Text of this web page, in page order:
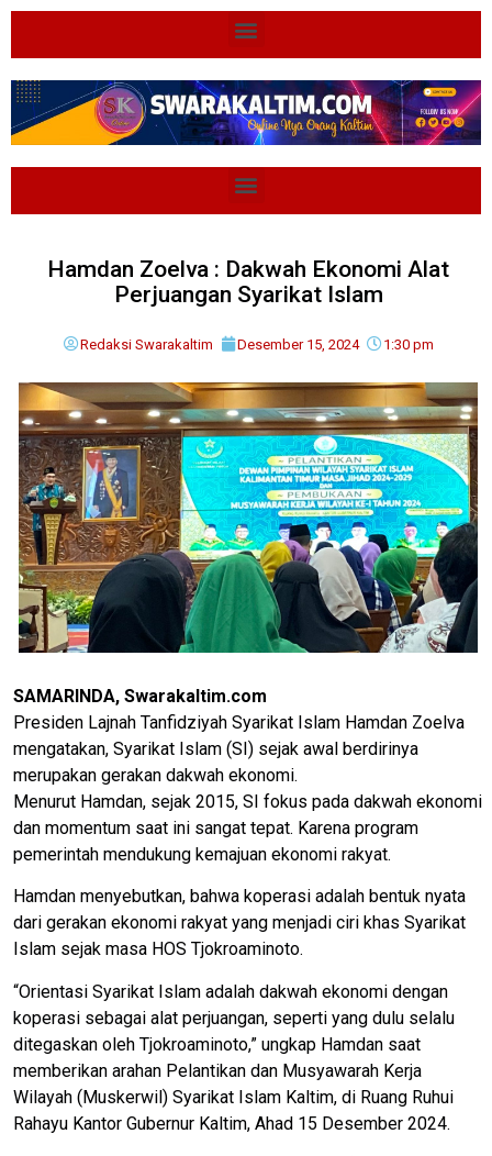
Hamdan Zoelva : Dakwah Ekonomi Alat
Perjuangan Syarikat Islam
Redaksi Swarakaltim Desember 15, 2024 1:30 pm
SAMARINDA, Swarakaltim.com
Presiden Lajnah Tanfidziyah Syarikat Islam Hamdan Zoelva
mengatakan, Syarikat Islam (SI) sejak awal berdirinya
merupakan gerakan dakwah ekonomi.
Menurut Hamdan, sejak 2015, SI fokus pada dakwah ekonomi
dan momentum saat ini sangat tepat. Karena program
pemerintah mendukung kemajuan ekonomi rakyat.
Hamdan menyebutkan, bahwa koperasi adalah bentuk nyata
dari gerakan ekonomi rakyat yang menjadi ciri khas Syarikat
Islam sejak masa HOS Tjokroaminoto.
“Orientasi Syarikat Islam adalah dakwah ekonomi dengan
koperasi sebagai alat perjuangan, seperti yang dulu selalu
ditegaskan oleh Tjokroaminoto,” ungkap Hamdan saat
memberikan arahan Pelantikan dan Musyawarah Kerja
Wilayah (Muskerwil) Syarikat Islam Kaltim, di Ruang Ruhui
Rahayu Kantor Gubernur Kaltim, Ahad 15 Desember 2024.